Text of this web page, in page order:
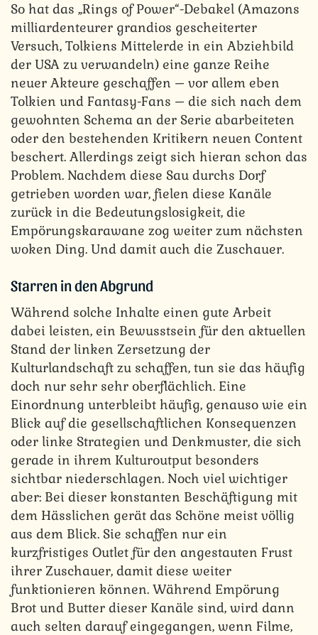
So hat das „Rings of Power“-Debakel (Amazons
milliardenteurer grandios gescheiterter
Versuch, Tolkiens Mittelerde in ein Abziehbild
der USA zu verwandeln) eine ganze Reihe
neuer Akteure geschaffen – vor allem eben
Tolkien und Fantasy-Fans – die sich nach dem
gewohnten Schema an der Serie abarbeiteten
oder den bestehenden Kritikern neuen Content
beschert. Allerdings zeigt sich hieran schon das
Problem. Nachdem diese Sau durchs Dorf
getrieben worden war, fielen diese Kanäle
zurück in die Bedeutungslosigkeit, die
Empörungskarawane zog weiter zum nächsten
woken Ding. Und damit auch die Zuschauer.
Starren in den Abgrund
Während solche Inhalte einen gute Arbeit
dabei leisten, ein Bewusstsein für den aktuellen
Stand der linken Zersetzung der
Kulturlandschaft zu schaffen, tun sie das häufig
doch nur sehr sehr oberflächlich. Eine
Einordnung unterbleibt häufig, genauso wie ein
Blick auf die gesellschaftlichen Konsequenzen
oder linke Strategien und Denkmuster, die sich
gerade in ihrem Kulturoutput besonders
sichtbar niederschlagen. Noch viel wichtiger
aber: Bei dieser konstanten Beschäftigung mit
dem Hässlichen gerät das Schöne meist völlig
aus dem Blick. Sie schaffen nur ein
kurzfristiges Outlet für den angestauten Frust
ihrer Zuschauer, damit diese weiter
funktionieren können. Während Empörung
Brot und Butter dieser Kanäle sind, wird dann
auch selten darauf eingegangen, wenn Filme,